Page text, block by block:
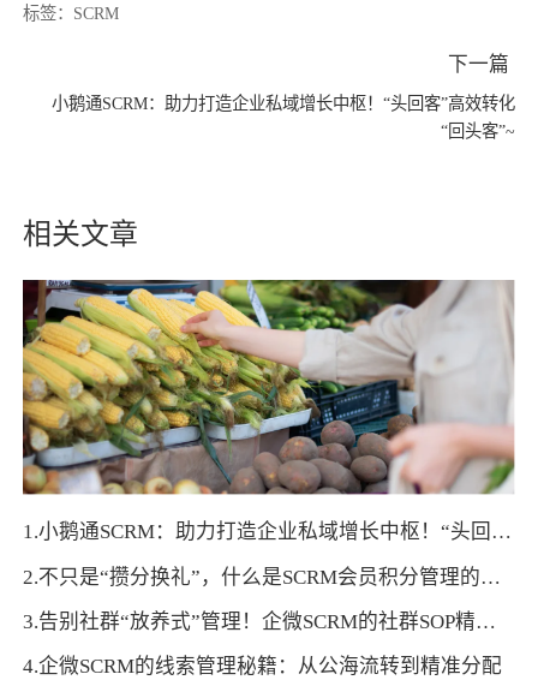
标签： SCRM
下一篇
小鹅通SCRM：助力打造企业私域增长中枢！“头回客”高效转化
“回头客”~
相关文章
1.小鹅通SCRM：助力打造企业私域增长中枢！“头回客”高效转化“回头客”~
2.不只是“攒分换礼”，什么是SCRM会员积分管理的深层价值？
3.告别社群“放养式”管理！企微SCRM的社群SOP精细化运营指南
4.企微SCRM的线索管理秘籍：从公海流转到精准分配